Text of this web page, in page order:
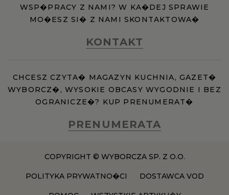
WSP�PRACY Z NAMI? W KA�DEJ SPRAWIE
MO�ESZ SI� Z NAMI SKONTAKTOWA�
KONTAKT
CHCESZ CZYTA� MAGAZYN KUCHNIA, GAZET�
WYBORCZ�, WYSOKIE OBCASY WYGODNIE I BEZ
OGRANICZE�? KUP PRENUMERAT�
PRENUMERATA
COPYRIGHT © WYBORCZA SP. Z O.O.
POLITYKA PRYWATNO�CI DOSTAWCA VOD